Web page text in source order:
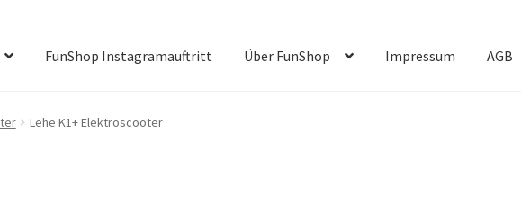
FunShop Instagramauftritt Über FunShop Impressum AGB
Lehe K1+ Elektroscooter